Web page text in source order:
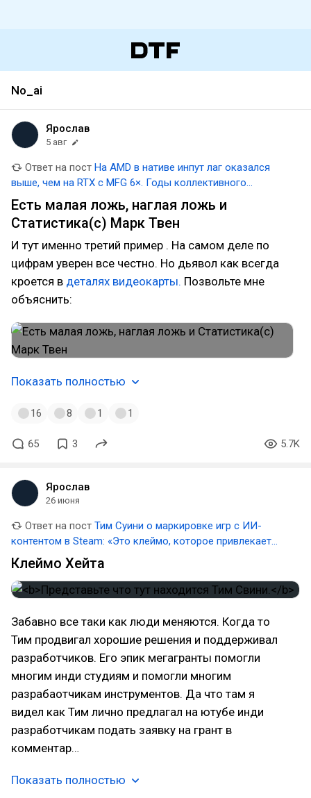
No_ai
Ярослав
5 авг
Ответ на пост На AMD в нативе инпут лаг оказался
выше, чем на RTX с MFG 6×. Годы коллективного
самовнушения геймеров разрушены одним тестом.
Есть малая ложь, наглая ложь и
Статистика(с) Марк Твен
И тут именно третий пример . На самом деле по
цифрам уверен все честно. Но дьявол как всегда
кроется в деталях видеокарты. Позвольте мне
объяснить:
Показать полностью
16 8 1 1
65 3 5.7K
Ярослав
26 июня
Ответ на пост Тим Суини о маркировке игр с ИИ-
контентом в Steam: «Это клеймо, которое привлекает
хейтеров»
Клеймо Хейта
Забавно все таки как люди меняются. Когда то
Тим продвигал хорошие решения и поддерживал
разработчиков. Его эпик мегагранты помогли
многим инди студиям и помогли многим
разрабаотчикам инструментов. Да что там я
видел как Тим лично предлагал на ютубе инди
разработчикам подать заявку на грант в
комментар…
Показать полностью